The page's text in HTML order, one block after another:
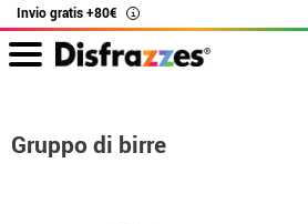
Invio gratis +80€ i
Gruppo di birre